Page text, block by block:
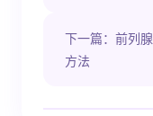
下一篇：前列
方法